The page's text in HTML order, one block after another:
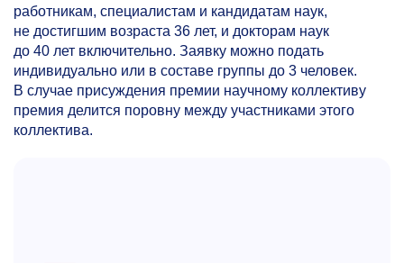
работникам, специалистам и кандидатам наук,
не достигшим возраста 36 лет, и докторам наук
до 40 лет включительно. Заявку можно подать
индивидуально или в составе группы до 3 человек.
В случае присуждения премии научному коллективу
премия делится поровну между участниками этого
коллектива.